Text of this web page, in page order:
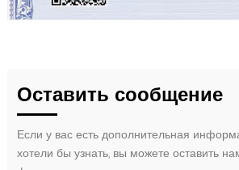
Оставить сообщение
Если у вас есть дополнительная
хотели бы узнать, вы можете оставить